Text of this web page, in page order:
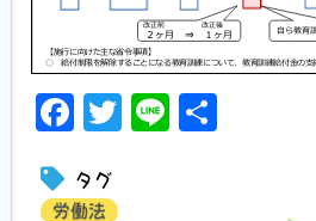
Facebook
Twitter
Line
タグ
労働法